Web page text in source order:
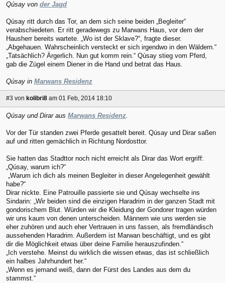
Qúsay von der Jagd
Qúsay ritt durch das Tor, an dem sich seine beiden „Begleiter“
verabschiedeten. Er ritt geradewegs zu Marwans Haus, vor dem der
Hausherr bereits wartete. „Wo ist der Sklave?“, fragte dieser.
„Abgehauen. Wahrscheinlich versteckt er sich irgendwo in den Wäldern.“
„Tatsächlich? Ärgerlich. Nun gut komm rein.“ Qúsay stieg vom Pferd,
gab die Zügel einem Diener in die Hand und betrat das Haus.
Qúsay in Marwans Residenz
#3 von kolibri8 am 01 Feb, 2014 18:10
Qúsay und Dirar aus Marwans Residenz.
Vor der Tür standen zwei Pferde gesattelt bereit. Qúsay und Dirar saßen
auf und ritten gemächlich in Richtung Nordosttor.
Sie hatten das Stadttor noch nicht erreicht als Dirar das Wort ergriff:
„Qúsay, warum ich?“
„Warum ich dich als meinen Begleiter in dieser Angelegenheit gewählt
habe?“
Dirar nickte. Eine Patrouille passierte sie und Qúsay wechselte ins
Sindarin: „Wir beiden sind die einzigen Haradrim in der ganzen Stadt mit
gondorischem Blut. Würden wir die Kleidung der Gondorer tragen würden
wir uns kaum von denen unterscheiden. Männern wie uns werden sie
eher zuhören und auch eher Vertrauen in uns fassen, als fremdländisch
aussehenden Haradrim. Außerdem ist Marwan beschäftigt, und es gibt
dir die Möglichkeit etwas über deine Familie herauszufinden.“
„Ich verstehe. Meinst du wirklich die wissen etwas, das ist schließlich
ein halbes Jahrhundert her.“
„Wenn es jemand weiß, dann der Fürst des Landes aus dem du
stammst.“